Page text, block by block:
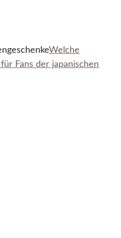
Welche
Fans der japanischen